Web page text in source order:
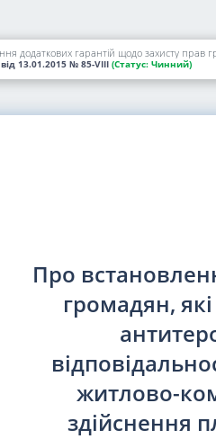
від 13.01.2015 № 85-VIII (Статус: Чинний)
Про
громадян,
житлово-
здійснення